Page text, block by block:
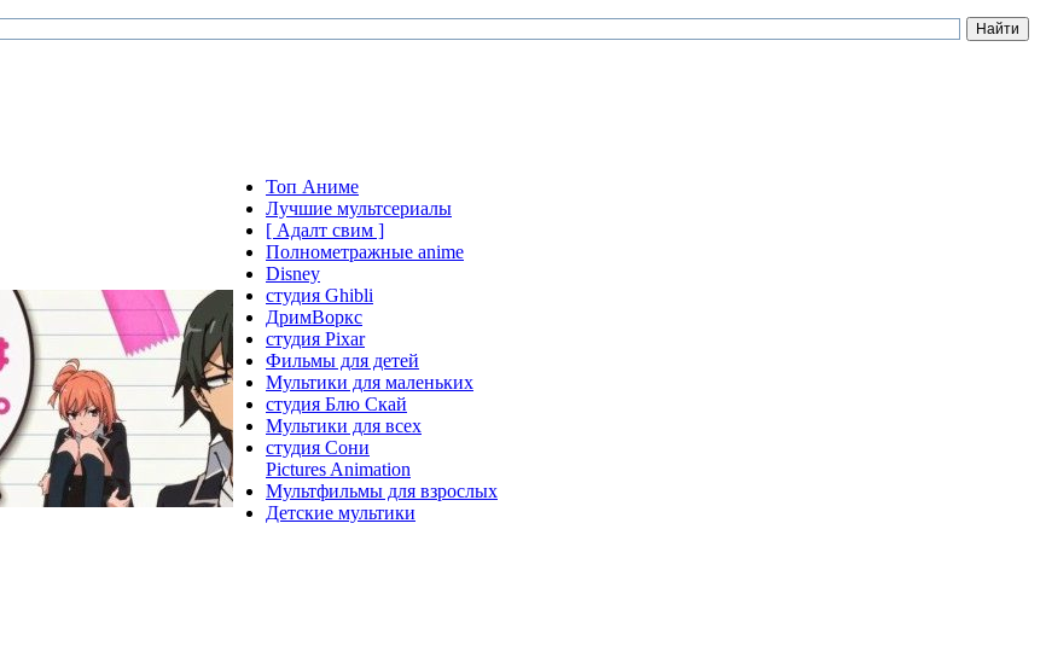
Топ Аниме
Лучшие мультсериалы
[ Адалт свим ]
Полнометражные anime
Disney
студия Ghibli
ДримВоркс
студия Pixar
Фильмы для детей
Мультики для маленьких
студия Блю Скай
Мультики для всех
студия Сони
Pictures Animation
Мультфильмы для взрослых
Детские мультики